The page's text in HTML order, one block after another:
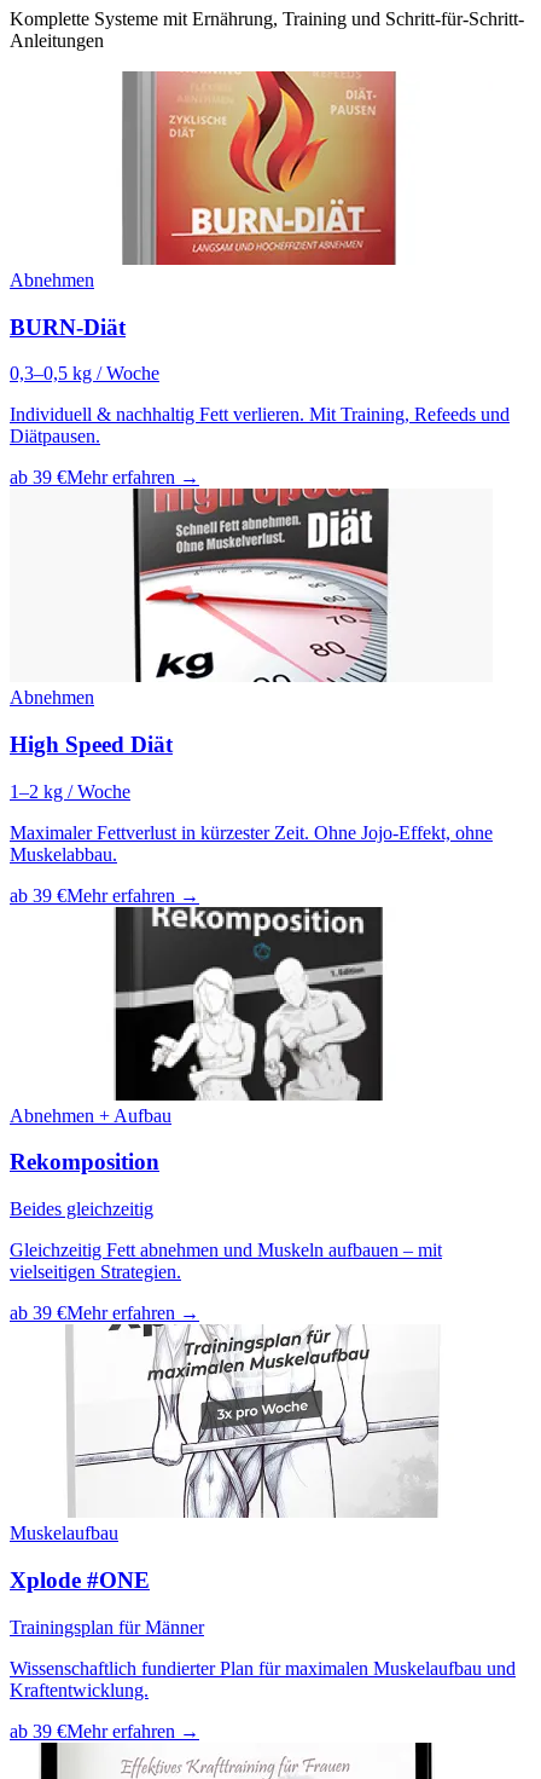
Komplette Systeme mit Ernährung, Training und Schritt-für-Schritt-
Anleitungen
Abnehmen
BURN-Diät
0,3–0,5 kg / Woche
Individuell & nachhaltig Fett verlieren. Mit Training, Refeeds und
Diätpausen.
ab 39 €Mehr erfahren →
Abnehmen
High Speed Diät
1–2 kg / Woche
Maximaler Fettverlust in kürzester Zeit. Ohne Jojo-Effekt, ohne
Muskelabbau.
ab 39 €Mehr erfahren →
Abnehmen + Aufbau
Rekomposition
Beides gleichzeitig
Gleichzeitig Fett abnehmen und Muskeln aufbauen – mit
vielseitigen Strategien.
ab 39 €Mehr erfahren →
Muskelaufbau
Xplode #ONE
Trainingsplan für Männer
Wissenschaftlich fundierter Plan für maximalen Muskelaufbau und
Kraftentwicklung.
ab 39 €Mehr erfahren →